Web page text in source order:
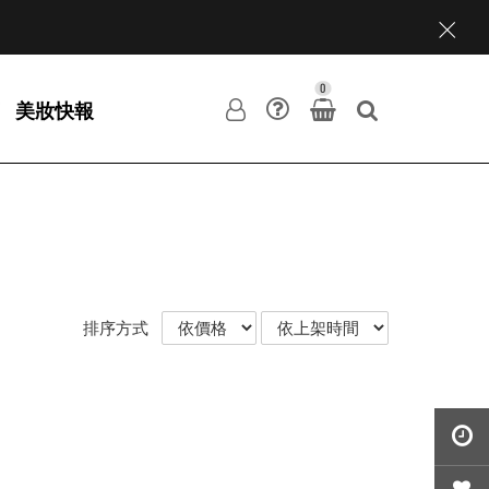
0
美妝快報
排序方式